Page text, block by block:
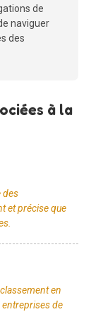
de
naviguer
des
à la
des
et précise que
en
de